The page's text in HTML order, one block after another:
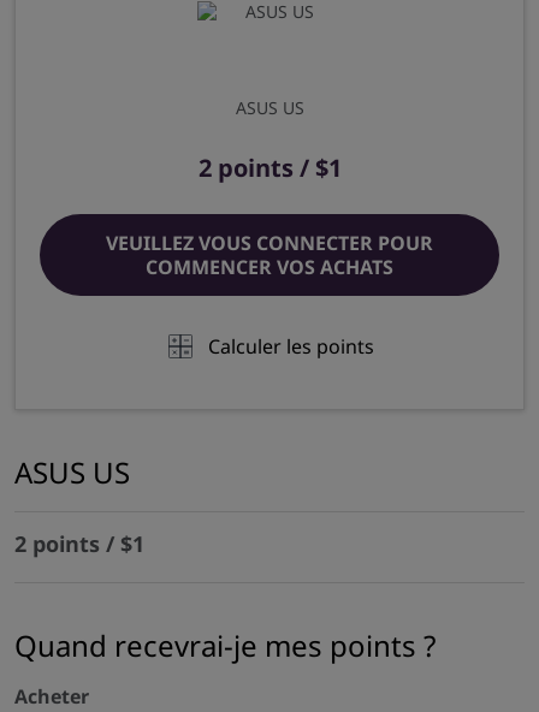
ASUS US
2 points / $1
VEUILLEZ VOUS CONNECTER POUR
COMMENCER VOS ACHATS
Calculer les points
ASUS US
2 points / $1
Quand recevrai-je mes points ?
Acheter